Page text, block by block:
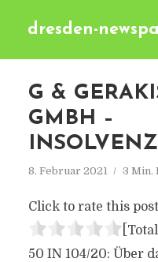
dresden-
G &
GMBH –
8. Februar 2021 3 Min.
Click to rate this
50 IN 104/20: Über